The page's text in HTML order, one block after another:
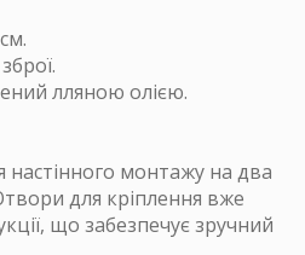
лляною олією.
настінного монтажу на два
для кріплення вже
що забезпечує зручний